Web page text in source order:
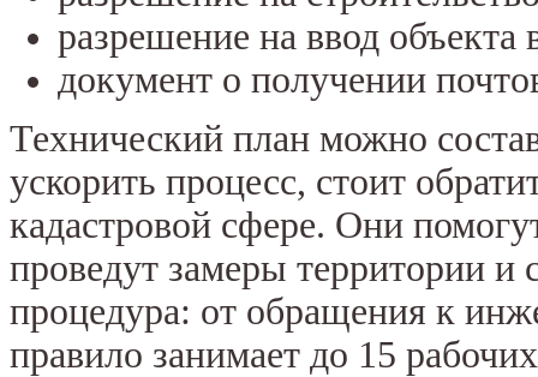
разрешение на ввод объекта
документ о получении
Технический план можно
ускорить процесс, стоит
кадастровой сфере. Они
проведут замеры территории и
процедура: от обращения к
правило занимает до 15